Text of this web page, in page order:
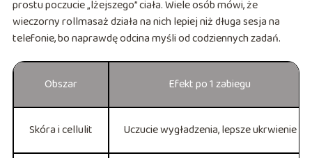
prostu poczucie „lżejszego” ciała. Wiele osób mówi, że
wieczorny rollmasaż działa na nich lepiej niż długa sesja na
telefonie, bo naprawdę odcina myśli od codziennych zadań.
Obszar Efekt po 1 zabiegu
Skóra i cellulit Uczucie wygładzenia, lepsze ukrwienie